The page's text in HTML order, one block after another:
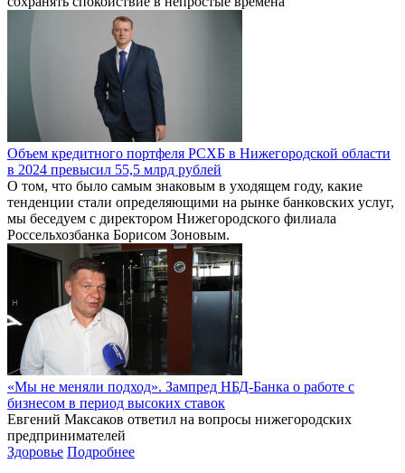
Объем кредитного портфеля РСХБ в Нижегородской области
в 2024 превысил 55,5 млрд рублей
О том, что было самым знаковым в уходящем году, какие
тенденции стали определяющими на рынке банковских услуг,
мы беседуем с директором Нижегородского филиала
Россельхозбанка Борисом Зоновым.
«Мы не меняли подход». Зампред НБД-Банка о работе с
бизнесом в период высоких ставок
Евгений Максаков ответил на вопросы нижегородских
предпринимателей
Здоровье Подробнее